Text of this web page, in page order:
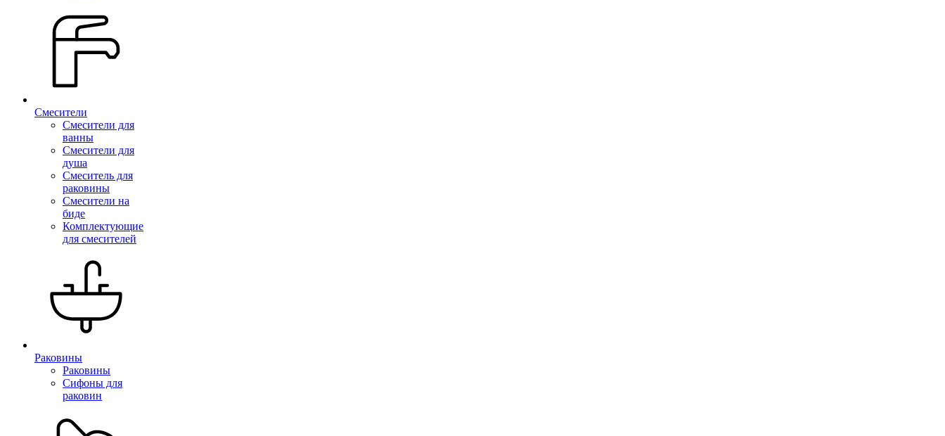
Смесители
Смесители для
ванны
Смесители для
душа
Смеситель для
раковины
Смесители на
биде
Комплектующие
для смесителей
Раковины
Раковины
Сифоны для
раковин